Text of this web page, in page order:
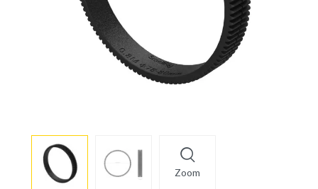
Zoom
info
Legend...